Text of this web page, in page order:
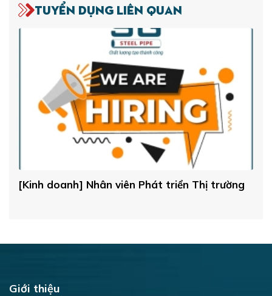
Tuyển dụng liên quan
[Kinh doanh] Nhân viên Phát triển Thị trường
Giới thiệu